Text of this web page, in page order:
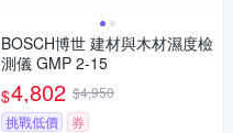
BOSCH博世 建材與木材濕度檢
測儀 GMP 2-15
$4,802 $4,950
挑戰低價
券